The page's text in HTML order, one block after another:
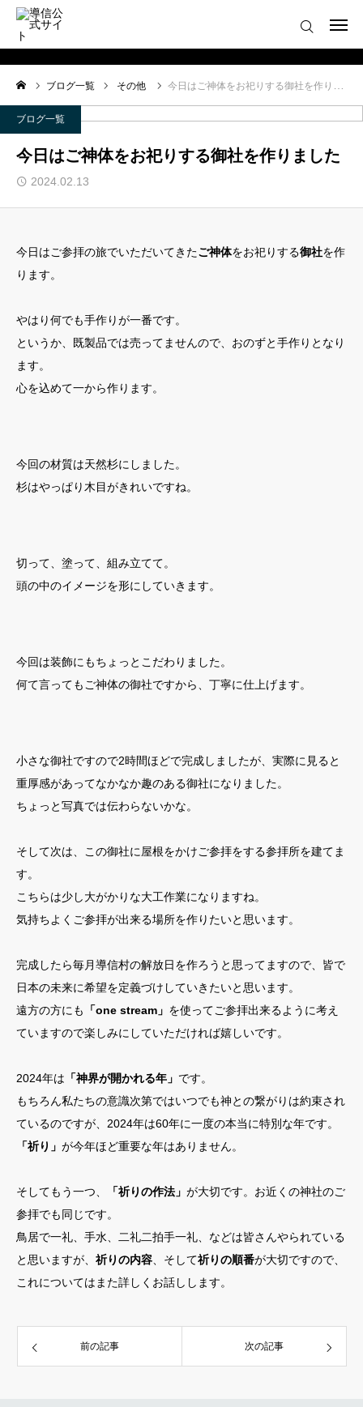
ブログ一覧 その他 今日はご神体をお祀りする御社を作りました
ブログ一覧
今日はご神体をお祀りする御社を作りました
2024.02.13
今日はご参拝の旅でいただいてきたご神体をお祀りする御社を作
ります。
やはり何でも手作りが一番です。
というか、既製品では売ってませんので、おのずと手作りとなり
ます。
心を込めて一から作ります。
今回の材質は天然杉にしました。
杉はやっぱり木目がきれいですね。
切って、塗って、組み立てて。
頭の中のイメージを形にしていきます。
今回は装飾にもちょっとこだわりました。
何て言ってもご神体の御社ですから、丁寧に仕上げます。
小さな御社ですので2時間ほどで完成しましたが、実際に見ると
重厚感があってなかなか趣のある御社になりました。
ちょっと写真では伝わらないかな。
そして次は、この御社に屋根をかけご参拝をする参拝所を建てま
す。
こちらは少し大がかりな大工作業になりますね。
気持ちよくご参拝が出来る場所を作りたいと思います。
完成したら毎月導信村の解放日を作ろうと思ってますので、皆で
日本の未来に希望を定義づけしていきたいと思います。
遠方の方にも
「one stream」 を使ってご参拝出来るように考え
ていますので楽しみにしていただければ嬉しいです。
2024年は 「神界が開かれる年」 です。
もちろん私たちの意識次第ではいつでも神との繋がりは約束され
ているのですが、2024年は60年に一度の本当に特別な年です。
「祈り」 が今年ほど重要な年はありません。
そしてもう一つ、 「祈りの作法」 が大切です。お近くの神社のご
参拝でも同じです。
鳥居で一礼、手水、二礼二拍手一礼、などは皆さんやられている
と思いますが、 祈りの内容 、そして祈りの順番が大切ですので、
これについてはまた詳しくお話しします。
前の記事 次の記事
ログイン 会員登録について
ホーム
導信サイト／霊的真理とは
会員登録について
靈符※会員限定